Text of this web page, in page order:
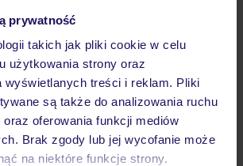
prywatność
takich jak pliki cookie w celu
użytkowania strony oraz
wyświetlanych treści i reklam. Pliki
są także do analizowania ruchu
oferowania funkcji mediów
Brak zgody lub jej wycofanie może
na niektóre funkcje strony.
pytania
osobę zgłaszającą?
przedstawiciel TUI?
i gdzie otrzymam karty